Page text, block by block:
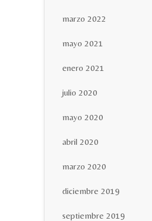
marzo 2022
mayo 2021
enero 2021
julio 2020
mayo 2020
abril 2020
marzo 2020
diciembre 2019
septiembre 2019